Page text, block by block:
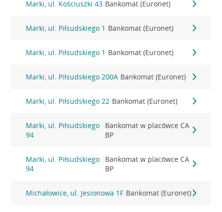
Marki, ul. Kościuszki 43 Bankomat (Euronet)
Marki, ul. Piłsudskiego 1 Bankomat (Euronet)
Marki, ul. Piłsudskiego 1 Bankomat (Euronet)
Marki, ul. Piłsudskiego 200A Bankomat (Euronet)
Marki, ul. Piłsudskiego 22 Bankomat (Euronet)
Marki, ul. Piłsudskiego
94
Bankomat w placówce CA
BP
Marki, ul. Piłsudskiego
94
Bankomat w placówce CA
BP
Michałowice, ul. Jesionowa 1F Bankomat (Euronet)